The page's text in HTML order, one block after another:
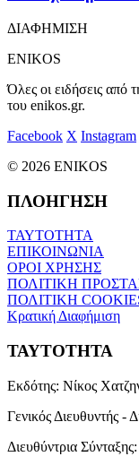
ΔΙΑΦΗΜΙΣΗ
ENIKOS
Όλες οι ειδήσεις από
του enikos.gr.
Facebook X Instagram
© 2026 ENIKOS
ΠΛΟΗΓΗΣΗ
ΤΑΥΤΟΤΗΤΑ
ΕΠΙΚΟΙΝΩΝΙΑ
ΟΡΟΙ ΧΡΗΣΗΣ
ΠΟΛΙΤΙΚΗ
ΠΟΛΙΤΙΚΗ
Κρατική Διαφήμιση
ΤΑΥΤΟΤΗΤΑ
Εκδότης: Νίκος
Γενικός Διευθυντής -
Διευθύντρια Σύνταξης: